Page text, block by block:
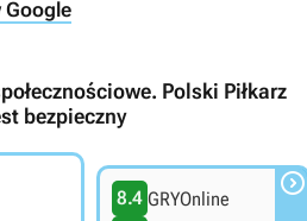
Google
Polski Piłkarz
bezpieczny
8.4 GRYOnline
